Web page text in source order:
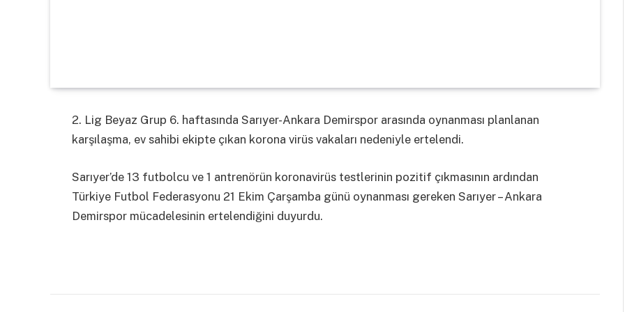
2. Lig Beyaz Grup 6. haftasında Sarıyer-Ankara Demirspor arasında oynanması planlanan
karşılaşma, ev sahibi ekipte çıkan korona virüs vakaları nedeniyle ertelendi.
Sarıyer’de 13 futbolcu ve 1 antrenörün koronavirüs testlerinin pozitif çıkmasının ardından
Türkiye Futbol Federasyonu 21 Ekim Çarşamba günü oynanması gereken Sarıyer – Ankara
Demirspor mücadelesinin ertelendiğini duyurdu.